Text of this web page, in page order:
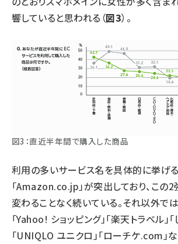
響していると思われる（図3）。
図3：直近半年間で購入した商品
利用の多いサービス名を具体的に挙げる
「Amazon.co.jp」が突出しており、この
変わることなく続いている。それ以外では
「Yahoo! ショッピング」「楽天トラベル」
「UNIQLO ユニクロ」「ローチケ.com」